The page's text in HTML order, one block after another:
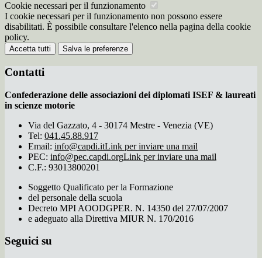
Cookie necessari per il funzionamento
I cookie necessari per il funzionamento non possono essere
disabilitati. È possibile consultare l'elenco nella pagina della cookie
policy.
Accetta tutti Salva le preferenze
Contatti
Confederazione delle associazioni dei diplomati ISEF & laureati
in scienze motorie
Via del Gazzato, 4 - 30174 Mestre - Venezia (VE)
Tel: 041.45.88.917
Email: info@capdi.itLink per inviare una mail
PEC: info@pec.capdi.orgLink per inviare una mail
C.F.: 93013800201
Soggetto Qualificato per la Formazione
del personale della scuola
Decreto MPI AOODGPER. N. 14350 del 27/07/2007
e adeguato alla Direttiva MIUR N. 170/2016
Seguici su